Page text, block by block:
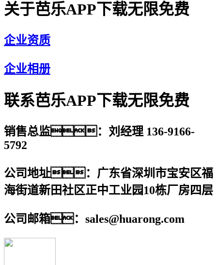
关于芭乐APP下载无限免费
企业资质
企业相册
联系芭乐APP下载无限免费
销售总监：刘经理 136-9166-
5792
公司地址：广东省深圳市宝安区福
海街道新田社区正中工业园10栋厂房四层
公司邮箱：sales@huarong.com